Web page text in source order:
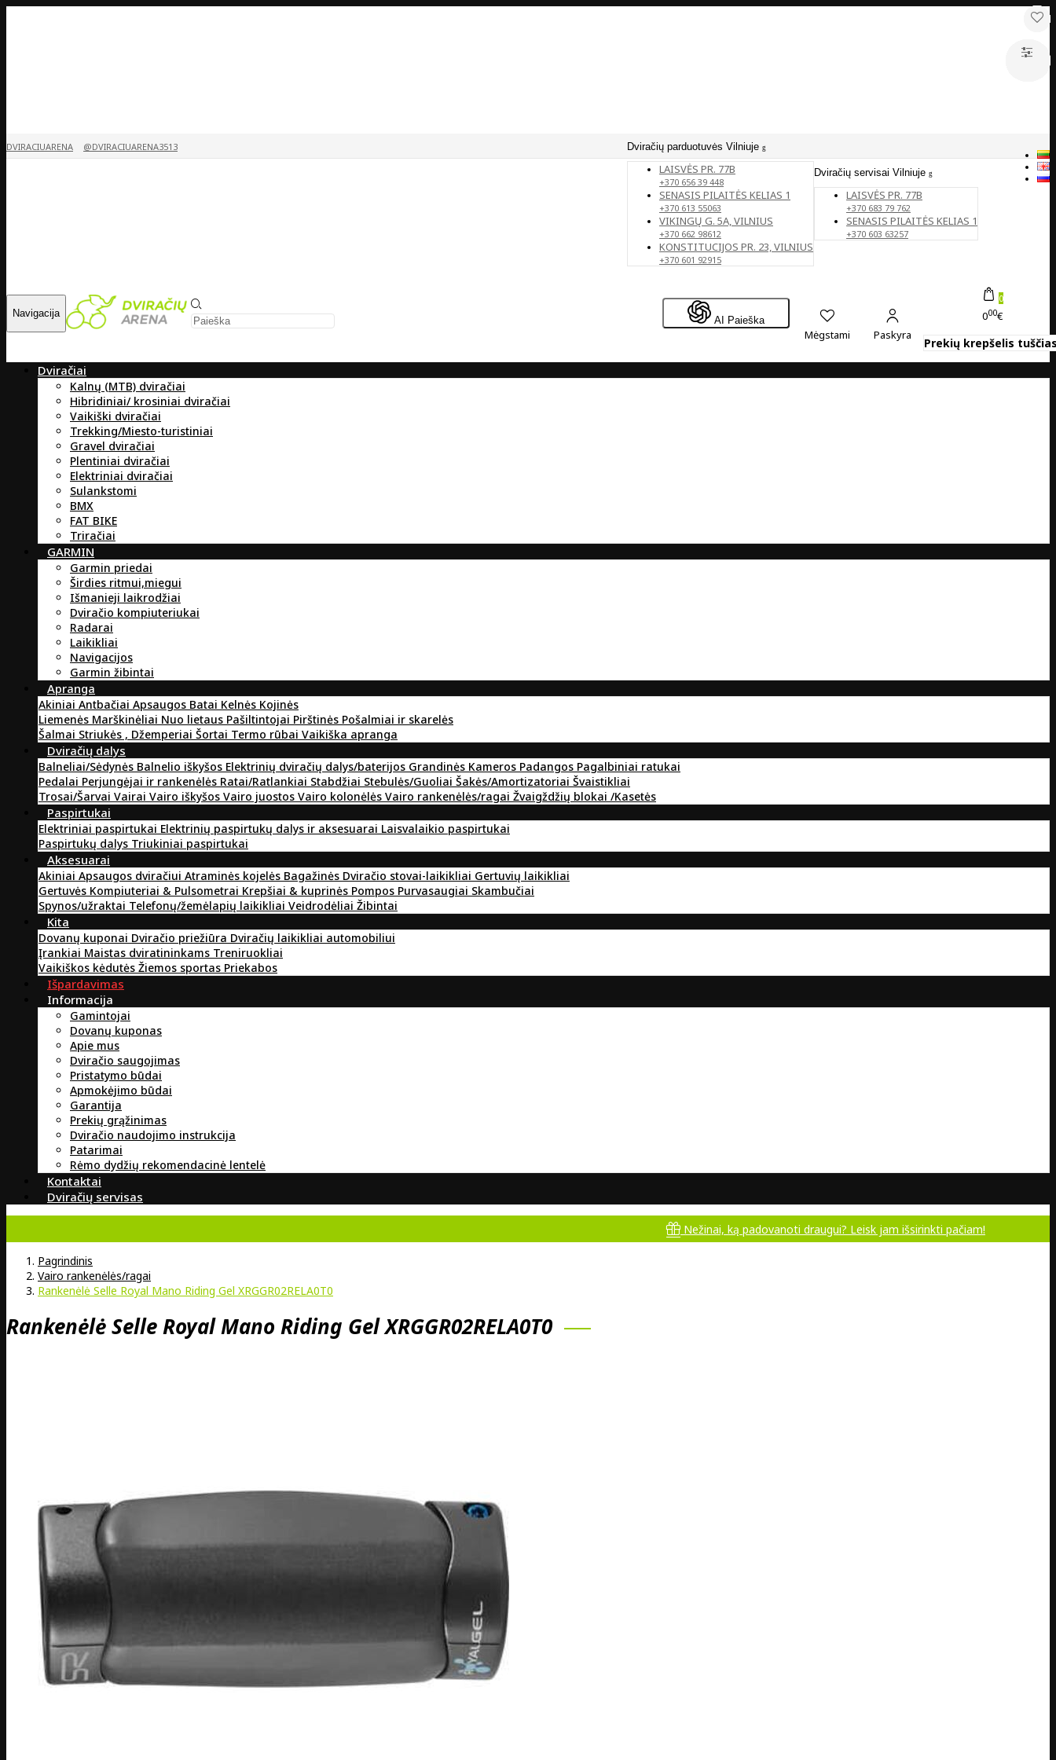
Dviračių parduotuvės Vilniuje
LAISVĖS PR. 77B
+370 656 39 448
SENASIS PILAITĖS KELIAS 1
+370 613 55063
VIKINGŲ G. 5A, VILNIUS
+370 662 98612
KONSTITUCIJOS PR. 23, VILNIUS
+370 601 92915
Dviračių servisai Vilniuje
LAISVĖS PR. 77B
+370 683 79 762
SENASIS PILAITĖS KELIAS 1
+370 603 63257
DVIRACIUARENA @DVIRACIUARENA3513
Navigacija
AI Paieška
Mėgstami Paskyra
0
000€
Prekių krepšelis
Dviračiai
Kalnų (MTB) dviračiai
Hibridiniai/ krosiniai dviračiai
Vaikiški dviračiai
Trekking/Miesto-turistiniai
Gravel dviračiai
Plentiniai dviračiai
Elektriniai dviračiai
Sulankstomi
BMX
FAT BIKE
Triračiai
GARMIN
Garmin priedai
Širdies ritmui,miegui
Išmanieji laikrodžiai
Dviračio kompiuteriukai
Radarai
Laikikliai
Navigacijos
Garmin žibintai
Apranga
Akiniai Antbačiai Apsaugos Batai Kelnės Kojinės
Liemenės Marškinėliai Nuo lietaus Pašiltintojai Pirštinės Pošalmiai ir skarelės
Šalmai Striukės , Džemperiai Šortai Termo rūbai Vaikiška apranga
Dviračių dalys
Balneliai/Sėdynės Balnelio iškyšos Elektrinių dviračių dalys/baterijos Grandinės Kameros Padangos Pagalbiniai ratukai
Pedalai Perjungėjai ir rankenėlės Ratai/Ratlankiai Stabdžiai Stebulės/Guoliai Šakės/Amortizatoriai Švaistikliai
Trosai/Šarvai Vairai Vairo iškyšos Vairo juostos Vairo kolonėlės Vairo rankenėlės/ragai Žvaigždžių blokai /Kasetės
Paspirtukai
Elektriniai paspirtukai Elektrinių paspirtukų dalys ir aksesuarai Laisvalaikio paspirtukai
Paspirtukų dalys Triukiniai paspirtukai
Aksesuarai
Akiniai Apsaugos dviračiui Atraminės kojelės Bagažinės Dviračio stovai-laikikliai Gertuvių laikikliai
Gertuvės Kompiuteriai & Pulsometrai Krepšiai & kuprinės Pompos Purvasaugiai Skambučiai
Spynos/užraktai Telefonų/žemėlapių laikikliai Veidrodėliai Žibintai
Kita
Dovanų kuponai Dviračio priežiūra Dviračių laikikliai automobiliui
Įrankiai Maistas dviratininkams Treniruokliai
Vaikiškos kėdutės Žiemos sportas Priekabos
Išpardavimas
Informacija
Gamintojai
Dovanų kuponas
Apie mus
Dviračio saugojimas
Pristatymo būdai
Apmokėjimo būdai
Garantija
Prekių grąžinimas
Dviračio naudojimo instrukcija
Patarimai
Rėmo dydžių rekomendacinė lentelė
Kontaktai
Dviračių servisas
Nežinai, ką padovanoti draugui? Leisk jam išsirinkti pačiam!
Pagrindinis
Vairo rankenėlės/ragai
Rankenėlė Selle Royal Mano Riding Gel XRGGR02RELA0T0
Rankenėlė Selle Royal Mano Riding Gel XRGGR02RELA0T0